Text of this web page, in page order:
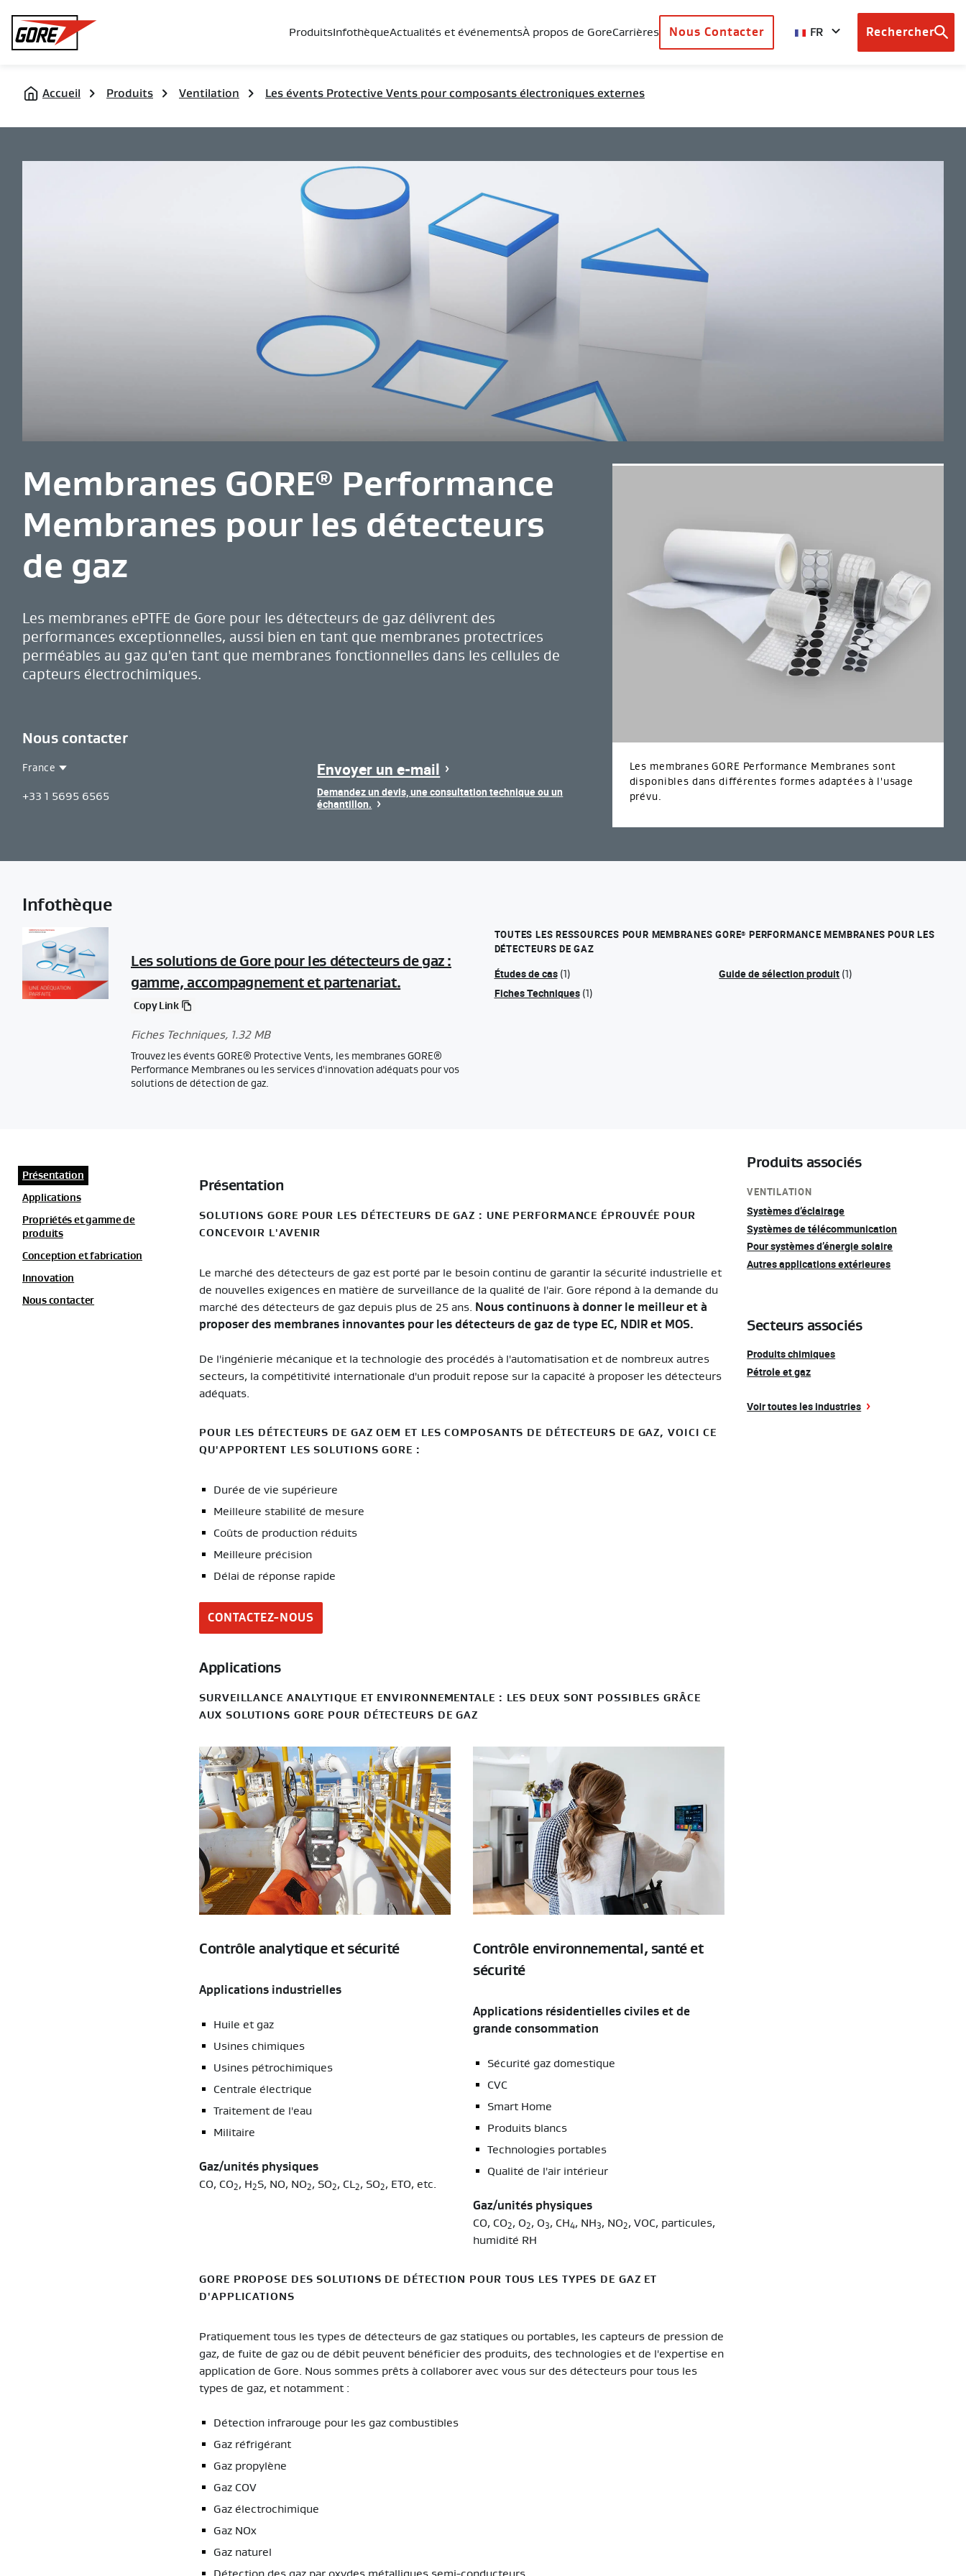
Gore
ProduitsInfothèqueActualités et événementsÀ propos de GoreCarrières Nous Contacter FR
Browse
Rechercher
Accueil Produits Ventilation Les évents Protective Vents pour composants électroniques externes
Membranes GORE® Performance
Membranes pour les détecteurs
de gaz
Les membranes ePTFE de Gore pour les détecteurs de gaz délivrent des
performances exceptionnelles, aussi bien en tant que membranes protectrices
perméables au gaz qu'en tant que membranes fonctionnelles dans les cellules de
capteurs électrochimiques.
Nous contacter
France
Region
France
+33 1 5695 6565
Envoyer un e-mail
Demandez un devis, une consultation technique ou un
échantillon.
Les membranes GORE Performance Membranes sont
disponibles dans différentes formes adaptées à l'usage
prévu.
Infothèque
Les solutions de Gore pour les détecteurs de gaz :
gamme, accompagnement et partenariat.
Copy Link
Fiches Techniques, 1.32 MB
Trouvez les évents GORE® Protective Vents, les membranes GORE®
Performance Membranes ou les services d'innovation adéquats pour vos
solutions de détection de gaz.
TOUTES LES RESSOURCES POUR MEMBRANES GORE® PERFORMANCE MEMBRANES POUR LES
DÉTECTEURS DE GAZ
Études de cas(1) Guide de sélection produit (1)
Fiches Techniques(1)
Présentation
Applications
Propriétés et gamme de
produits
Conception et fabrication
Innovation
Nous contacter
Présentation
SOLUTIONS GORE POUR LES DÉTECTEURS DE GAZ : UNE PERFORMANCE ÉPROUVÉE POUR
CONCEVOIR L'AVENIR
Le marché des détecteurs de gaz est porté par le besoin continu de garantir la sécurité industrielle et
de nouvelles exigences en matière de surveillance de la qualité de l'air. Gore répond à la demande du
marché des détecteurs de gaz depuis plus de 25 ans. Nous continuons à donner le meilleur et à
proposer des membranes innovantes pour les détecteurs de gaz de type EC, NDIR et MOS.
De l'ingénierie mécanique et la technologie des procédés à l'automatisation et de nombreux autres
secteurs, la compétitivité internationale d'un produit repose sur la capacité à proposer les détecteurs
adéquats.
POUR LES DÉTECTEURS DE GAZ OEM ET LES COMPOSANTS DE DÉTECTEURS DE GAZ, VOICI CE
QU'APPORTENT LES SOLUTIONS GORE :
Durée de vie supérieure
Meilleure stabilité de mesure
Coûts de production réduits
Meilleure précision
Délai de réponse rapide
CONTACTEZ-NOUS
Applications
SURVEILLANCE ANALYTIQUE ET ENVIRONNEMENTALE : LES DEUX SONT POSSIBLES GRÂCE
AUX SOLUTIONS GORE POUR DÉTECTEURS DE GAZ
Contrôle analytique et sécurité
Applications industrielles
Huile et gaz
Usines chimiques
Usines pétrochimiques
Centrale électrique
Traitement de l'eau
Militaire
Gaz/unités physiques
CO, CO2, H2S, NO, NO2, SO2, CL 2, SO2, ETO, etc.
Contrôle environnemental, santé et
sécurité
Applications résidentielles civiles et de
grande consommation
Sécurité gaz domestique
CVC
Smart Home
Produits blancs
Technologies portables
Qualité de l'air intérieur
Gaz/unités physiques
CO, CO2, O2, O3, CH4, NH3, NO2, VOC, particules,
humidité RH
GORE PROPOSE DES SOLUTIONS DE DÉTECTION POUR TOUS LES TYPES DE GAZ ET
D'APPLICATIONS
Pratiquement tous les types de détecteurs de gaz statiques ou portables, les capteurs de pression de
gaz, de fuite de gaz ou de débit peuvent bénéficier des produits, des technologies et de l'expertise en
application de Gore. Nous sommes prêts à collaborer avec vous sur des détecteurs pour tous les
types de gaz, et notamment :
Détection infrarouge pour les gaz combustibles
Gaz réfrigérant
Gaz propylène
Gaz COV
Gaz électrochimique
Gaz NOx
Gaz naturel
Détection des gaz par oxydes métalliques semi-conducteurs
Produits associés
VENTILATION
Systèmes d’éclairage
Systèmes de télécommunication
Pour systèmes d’énergie solaire
Autres applications extérieures
Secteurs associés
Produits chimiques
Pétrole et gaz
Voir toutes les industries